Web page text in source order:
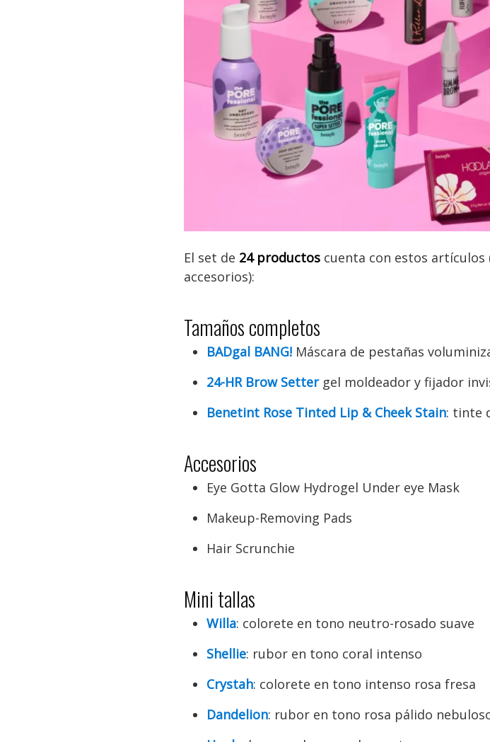
El set de 24 productos cuenta con estos artículos
accesorios):
Tamaños completos
BADgal BANG! Máscara de pestañas
24-HR Brow Settergel moldeador y fijador
Benetint Rose Tinted Lip & Cheek Stain: tinte
Accesorios
Eye Gotta Glow Hydrogel Under eye Mask
Makeup-Removing Pads
Hair Scrunchie
Mini tallas
Willa: colorete en tono neutro-rosado suave
Shellie: rubor en tono coral intenso
Crystah: colorete en tono intenso rosa fresa
Dandelion: rubor en tono rosa pálido